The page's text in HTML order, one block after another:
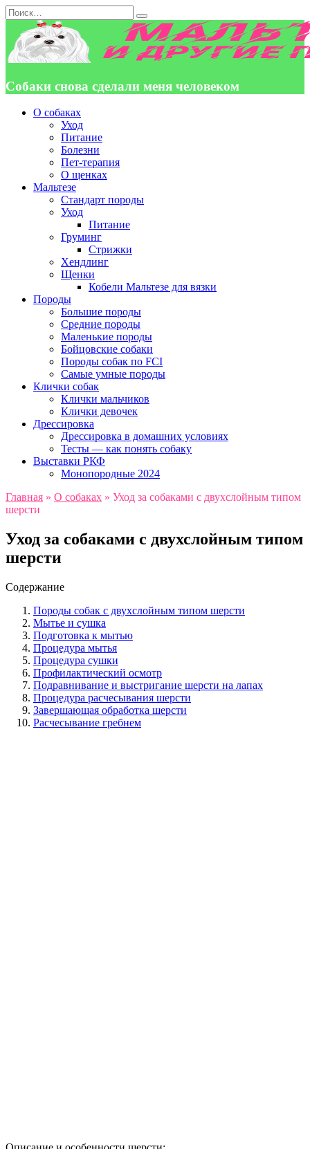
Перейти
к
содержанию
Search
for:
Собаки снова сделали меня человеком
О собаках
Уход
Питание
Болезни
Пет-терапия
О щенках
Мальтезе
Стандарт породы
Уход
Питание
Груминг
Стрижки
Хендлинг
Щенки
Кобели Мальтезе для вязки
Породы
Большие породы
Средние породы
Маленькие породы
Бойцовские собаки
Породы собак по FCI
Самые умные породы
Клички собак
Клички мальчиков
Клички девочек
Дрессировка
Дрессировка в домашних условиях
Тесты — как понять собаку
Выставки РКФ
Монопородные 2024
Главная » О собаках » Уход за собаками с двухслойным типом
шерсти
Уход за собаками с двухслойным типом
шерсти
Содержание
Породы собак с двухслойным типом шерсти
Мытье и сушка
Подготовка к мытью
Процедура мытья
Процедура сушки
Профилактический осмотр
Подравнивание и выстригание шерсти на лапах
Процедура расчесывания шерсти
Завершающая обработка шерсти
Расчесывание гребнем